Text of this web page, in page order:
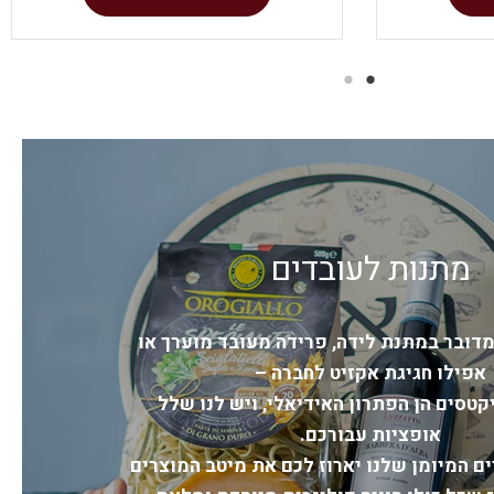
חגיגה זוגית🥂
מתנות לעובדים
במתנת לידה, פרידה מעובד מוערך או
אפילו חגיגת אקזיט לחברה –
הן הפתרון האידיאלי, ויש לנו שלל
אופציות עבורכם.
המיומן שלנו יארוז לכם את מיטב המוצרים